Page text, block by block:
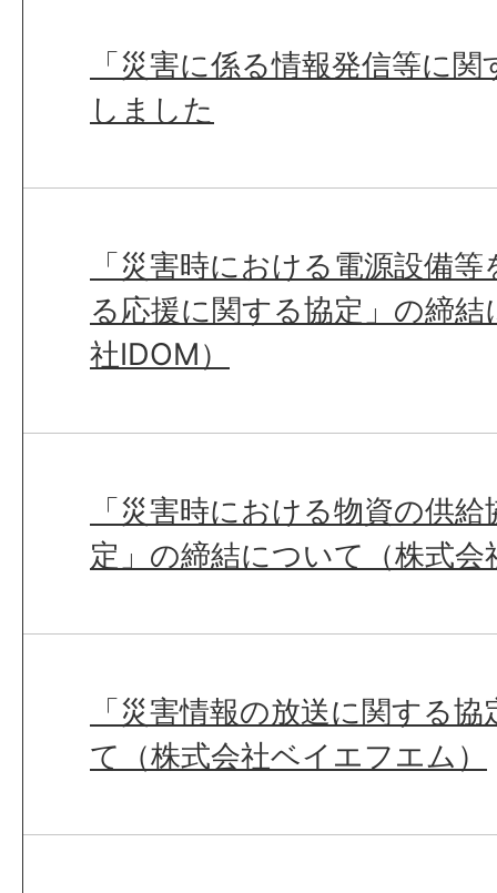
「災害に係る情報発信等に
しました
「災害時における電源設備
る応援に関する協定」の締
社IDOM）
「災害時における物資の供
定」の締結について（株式
「災害情報の放送に関する
て（株式会社ベイエフエム）